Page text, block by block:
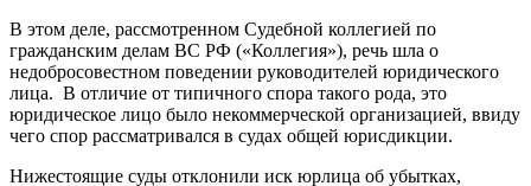
В этом деле, рассмотренном Судебной коллегией по
гражданским делам ВС РФ («Коллегия»), речь шла о
недобросовестном поведении руководителей юридического
лица. В отличие от типичного спора такого рода, это
юридическое лицо было некоммерческой организацией, ввиду
чего спор рассматривался в судах общей юрисдикции.
Нижестоящие суды отклонили иск юрлица об убытках,